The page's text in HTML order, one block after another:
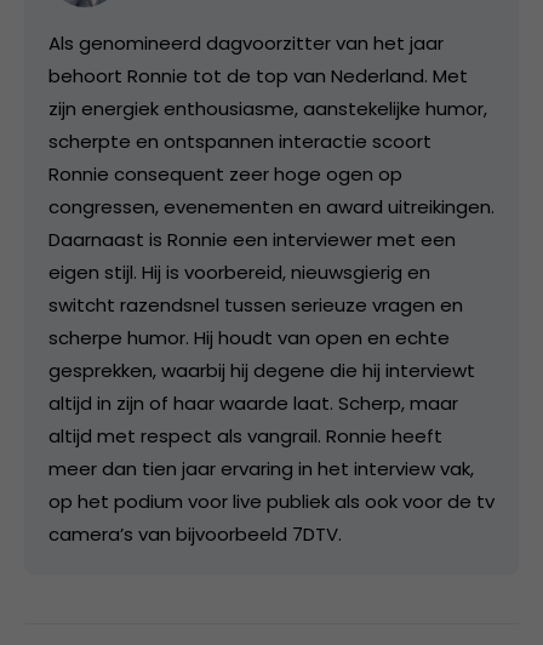
Als genomineerd dagvoorzitter van het jaar
behoort Ronnie tot de top van Nederland. Met
zijn energiek enthousiasme, aanstekelijke humor,
scherpte en ontspannen interactie scoort
Ronnie consequent zeer hoge ogen op
congressen, evenementen en award uitreikingen.
Daarnaast is Ronnie een interviewer met een
eigen stijl. Hij is voorbereid, nieuwsgierig en
switcht razendsnel tussen serieuze vragen en
scherpe humor. Hij houdt van open en echte
gesprekken, waarbij hij degene die hij interviewt
altijd in zijn of haar waarde laat. Scherp, maar
altijd met respect als vangrail. Ronnie heeft
meer dan tien jaar ervaring in het interview vak,
op het podium voor live publiek als ook voor de tv
camera’s van bijvoorbeeld 7DTV.